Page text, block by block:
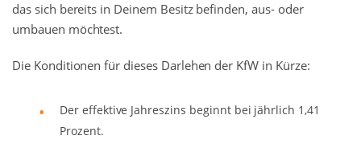
das sich bereits in Deinem Besitz befinden, aus- oder
umbauen möchtest.
Die Konditionen für dieses Darlehen der KfW in Kürze:
Der effektive Jahreszins beginnt bei jährlich 1,41
Prozent.